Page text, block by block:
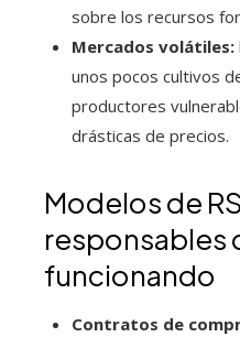
sobre los recursos
Mercados volátiles:
unos pocos cultivos
productores
drásticas de precios.
Modelos de
responsables
funcionando
Contratos de